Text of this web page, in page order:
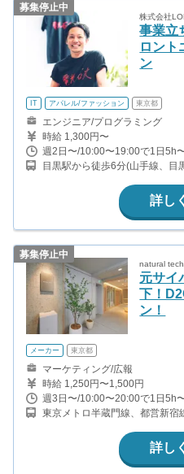
募集停止中
株式会社
事業立
ロント
ン
IT アパレル/ファッション 東京都
エンジニア/プログラミング
時給 1,300円〜
週2日〜/10:00〜19:00で1日5h
目黒駅から徒歩6分(山手線、目
詳し
募集停止中
natural
元サイ
下！
ン！
メーカー 東京都
マーケティング/広報
時給 1,250円〜1,500円
週3日〜/10:00〜20:00で1日5h
東京メトロ半蔵門線、都営新宿
詳し